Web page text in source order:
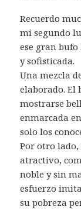
Recuerdo
mi segundo
ese gran
y sofisticada.
Una mezcla
elaborado. El
mostrarse
enmarcada
solo los
Por otro
atractivo,
noble y sin
esfuerzo
su pobreza